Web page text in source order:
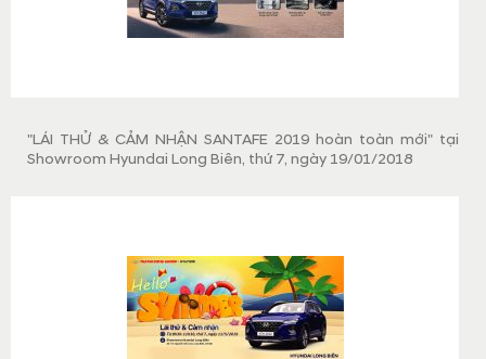
"LÁI THỬ & CẢM NHẬN SANTAFE 2019 hoàn toàn mới" tại
Showroom Hyundai Long Biên, thứ 7, ngày 19/01/2018